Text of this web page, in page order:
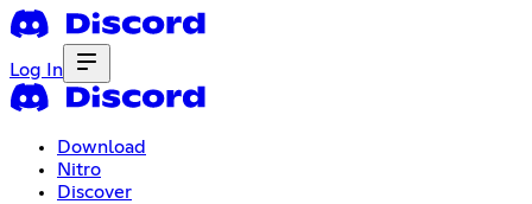
Log In
Download
Nitro
Discover